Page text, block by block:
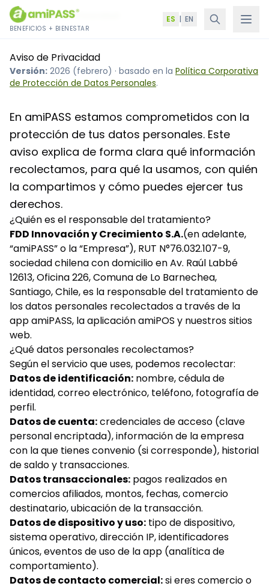
Saltar al contenido
BENEFICIOS + BIENESTAR
ES | EN
Inicio›Aviso de Privacidad
Aviso de Privacidad
Versión: 2026 (febrero) · basado en la Política Corporativa
de Protección de Datos Personales.
En amiPASS estamos comprometidos con la
protección de tus datos personales. Este
aviso explica de forma clara qué información
recolectamos, para qué la usamos, con quién
la compartimos y cómo puedes ejercer tus
derechos.
¿Quién es el responsable del tratamiento?
FDD Innovación y Crecimiento S.A.(en adelante,
“amiPASS” o la “Empresa”), RUT N°76.032.107-9,
sociedad chilena con domicilio en Av. Raúl Labbé
12613, Oficina 226, Comuna de Lo Barnechea,
Santiago, Chile, es la responsable del tratamiento de
los datos personales recolectados a través de la
app amiPASS, la aplicación amiPOS y nuestros sitios
web.
¿Qué datos personales recolectamos?
Según el servicio que uses, podemos recolectar:
Datos de identificación: nombre, cédula de
identidad, correo electrónico, teléfono, fotografía de
perfil.
Datos de cuenta:credenciales de acceso (clave
personal encriptada), información de la empresa
con la que tienes convenio (si corresponde), historial
de saldo y transacciones.
Datos transaccionales: pagos realizados en
comercios afiliados, montos, fechas, comercio
destinatario, ubicación de la transacción.
Datos de dispositivo y uso: tipo de dispositivo,
sistema operativo, dirección IP, identificadores
únicos, eventos de uso de la app (analítica de
comportamiento).
Datos de contacto comercial:si eres comercio o